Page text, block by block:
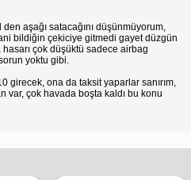
aşağı satacağını düşünmüyorum,
bildiğin çekiciye gitmedi gayet düzgün
çok düşüktü sadece airbag
yoktu gibi.
girecek, ona da taksit yaparlar sanırım,
var, çok havada boşta kaldı bu konu